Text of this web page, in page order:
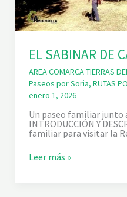
EL SABINAR DE
AREA COMARCA TIERRAS
Paseos por Soria, RUTAS
enero 1, 2026
Un paseo familiar
INTRODUCCIÓN Y
familiar para visitar la
E
Leer más »